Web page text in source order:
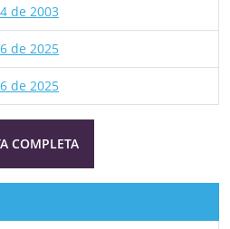
de 2003
de 2025
de 2025
COMPLETA